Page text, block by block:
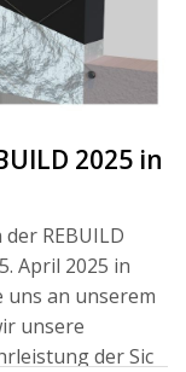
2025 in
REBUILD
April 2025 in
uns an unserem
unsere
der Sic